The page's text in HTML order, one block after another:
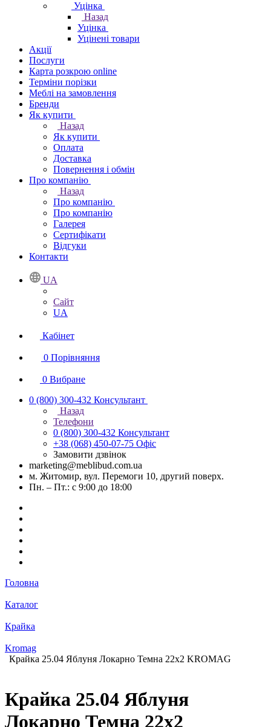
Уцінка
Назад
Уцінка
Уцінені товари
Акції
Послуги
Карта розкрою online
Терміни порізки
Меблі на замовлення
Бренди
Як купити
Назад
Як купити
Оплата
Доставка
Повернення і обмін
Про компанію
Назад
Про компанію
Про компанію
Галерея
Сертифікати
Відгуки
Контакти
UA
Сайт
UA
Кабінет
0 Порівняння
0 Вибране
0 (800) 300-432 Консультант
Назад
Телефони
0 (800) 300-432 Консультант
+38 (068) 450-07-75 Офіс
Замовити дзвінок
marketing@meblibud.com.ua
м. Житомир, вул. Перемоги 10, другий поверх.
Пн. – Пт.: с 9:00 до 18:00
Головна
Каталог
Крайка
Kromag
Крайка 25.04 Яблуня Локарно Темна 22х2 KROMAG
Крайка 25.04 Яблуня
Локарно Темна 22х2